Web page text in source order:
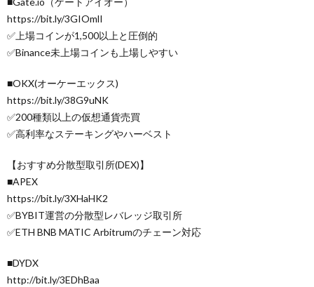
https://bit.ly/3GIOmlI
✅上場コインが1,500以上と圧倒的
✅Binance未上場コインも上場しやすい
■OKX(オーケーエックス)
https://bit.ly/38G9uNK
✅200種類以上の仮想通貨売買
✅高利率なステーキングやハーベスト
【おすすめ分散型取引所(DEX)】
■APEX
https://bit.ly/3XHaHK2
✅BYBIT運営の分散型レバレッジ取引所
✅ETH BNB MATIC Arbitrumのチェーン対応
■DYDX
http://bit.ly/3EDhBaa